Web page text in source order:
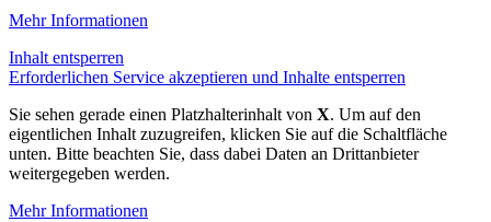
Mehr Informationen
Inhalt entsperren
Erforderlichen Service akzeptieren und Inhalte entsperren
Sie sehen gerade einen Platzhalterinhalt von X. Um auf den
eigentlichen Inhalt zuzugreifen, klicken Sie auf die Schaltfläche
unten. Bitte beachten Sie, dass dabei Daten an Drittanbieter
weitergegeben werden.
Mehr Informationen